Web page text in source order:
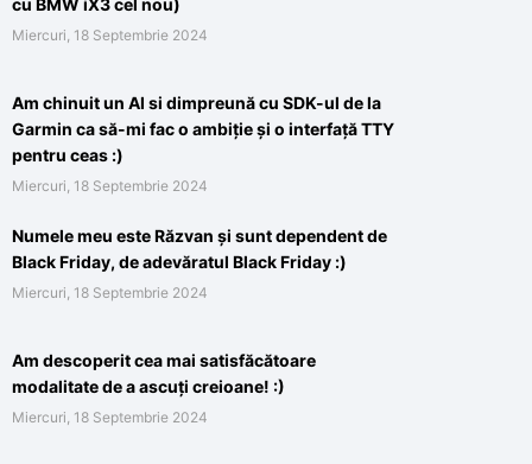
cu BMW iX3 cel nou)
Miercuri, 18 Septembrie 2024
Am chinuit un AI si dimpreună cu SDK-ul de la
Garmin ca să-mi fac o ambiție și o interfață TTY
pentru ceas :)
Miercuri, 18 Septembrie 2024
Numele meu este Răzvan și sunt dependent de
Black Friday, de adevăratul Black Friday :)
Miercuri, 18 Septembrie 2024
Am descoperit cea mai satisfăcătoare
modalitate de a ascuți creioane! :)
Miercuri, 18 Septembrie 2024